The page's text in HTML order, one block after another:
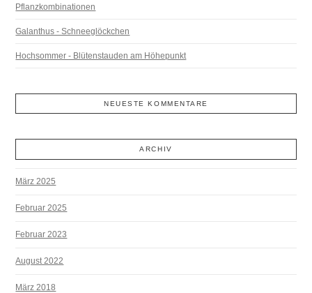
Pflanzkombinationen
Galanthus - Schneeglöckchen
Hochsommer - Blütenstauden am Höhepunkt
NEUESTE KOMMENTARE
ARCHIV
März 2025
Februar 2025
Februar 2023
August 2022
März 2018